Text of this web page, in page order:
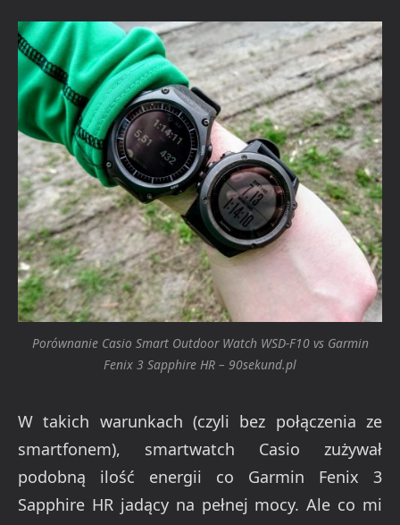
Porównanie Casio Smart Outdoor Watch WSD-F10 vs Garmin
Fenix 3 Sapphire HR – 90sekund.pl
W takich warunkach (czyli bez połączenia ze
smartfonem), smartwatch Casio zużywał
podobną ilość energii co Garmin Fenix 3
Sapphire HR jadący na pełnej mocy. Ale co mi